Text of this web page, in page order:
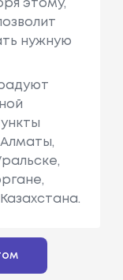
этому,
нужную
Алматы,